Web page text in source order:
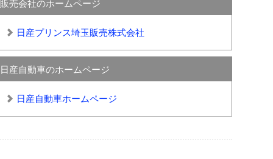
販売会社のホームページ
日産プリンス埼玉販売株式会社
日産自動車のホームページ
日産自動車ホームページ